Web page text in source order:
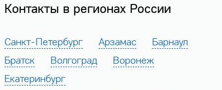
Контакты в регионах России
Санкт-Петербург Арзамас
Барнаул
Братск
Волгоград
Воронеж
Екатеринбург